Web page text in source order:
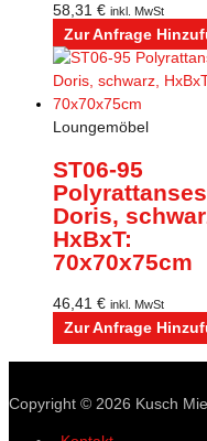
58,31 € inkl. MwSt
Zur Anfrage
Loungemöbel
ST06-95
Doris,
HxBxT:
70x70x75cm
46,41 € inkl. MwSt
Zur Anfrage
Copyright © 2026 Kusch